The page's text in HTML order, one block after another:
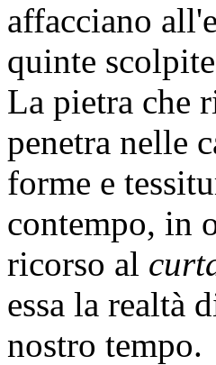
affacciano
quinte
La pietra che
penetra nelle
forme e
contempo, in
ricorso al
essa la realtà
nostro tempo.